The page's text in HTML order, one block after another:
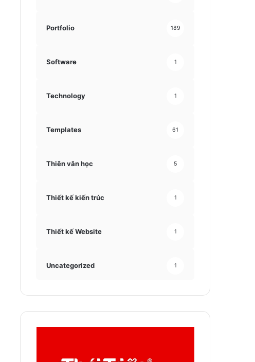
Portfolio 189
Software 1
Technology 1
Templates 61
Thiên văn học 5
Thiết kế kiến trúc 1
Thiết kế Website 1
Uncategorized 1